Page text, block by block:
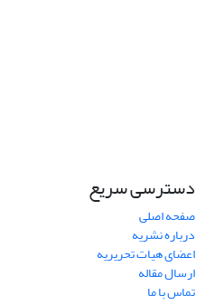
دسترسی سریع
صفحه اصلی
درباره نشریه
اعضای هیات تحریریه
ارسال مقاله
تماس با ما